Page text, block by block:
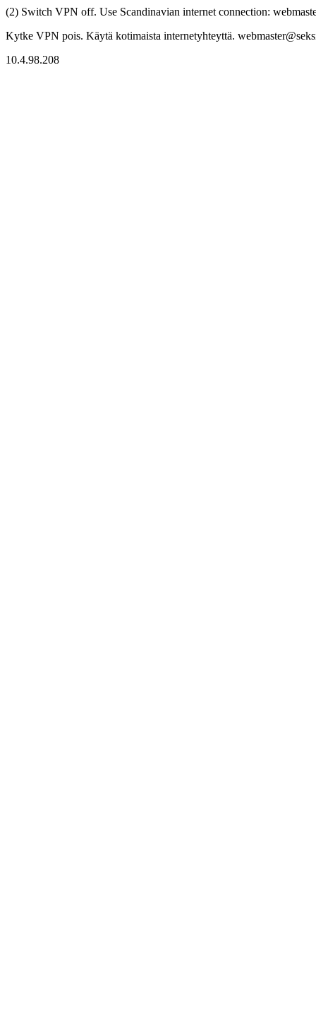
(2) Switch VPN off. Use Scandinavian internet connection:
Kytke VPN pois. Käytä kotimaista internetyhteyttä.
10.4.98.208